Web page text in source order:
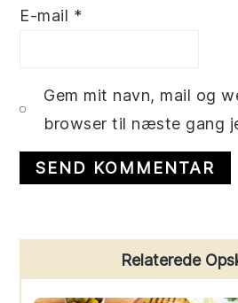
E-mail *
Gem mit navn, mail og
browser til næste gang
Sidebar
Relaterede